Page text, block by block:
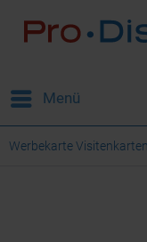
Menü
Werbekarte